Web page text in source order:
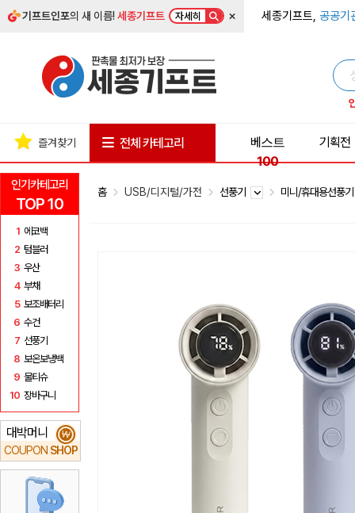
기프트인포의 새 이름!세종기프트 자세히 × 세종기프트, 공공기
인기카테고리
TOP 10
1 에코백
2 텀블러
3 우산
4 부채
5 보조배터리
6 수건
7 선풍기
8 보온보냉백
9 물티슈
10 장바구니
대박머니
COUPON SHOP
₩
즐겨찾기 전체 카테고리
베스트
100
기획전
홈 USB/디지털/가전 선풍기 미니/휴대용선풍